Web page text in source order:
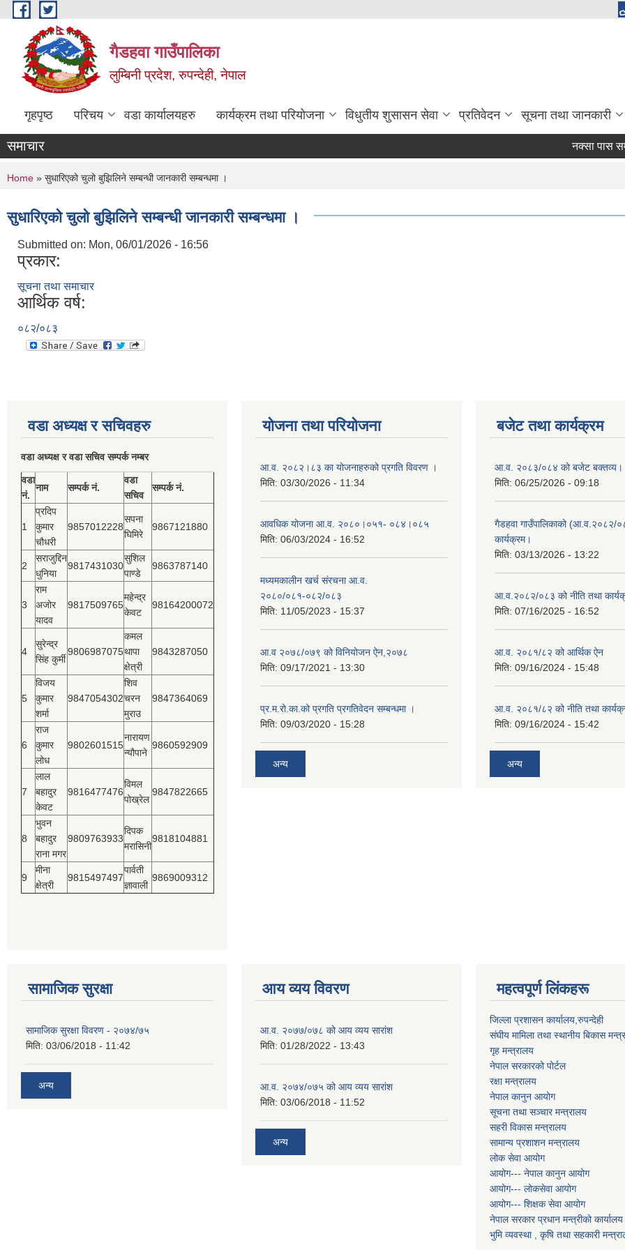
Skip to main content
गैडहवा गाउँपालिका
लुम्बिनी प्रदेश, रुपन्देही, नेपाल
गृहपृष्ठ परिचय वडा कार्यालयहरु कार्यक्रम तथा परियोजना विधुतीय शुसासन सेवा प्रतिवेदन सूचना तथा जानकारी
समाचार नक्सा पास
You are here
Home » सुधारिएको चुलो बुझिलिने सम्बन्धी जानकारी सम्बन्धमा ।
सुधारिएको चुलो बुझिलिने सम्बन्धी जानकारी सम्बन्धमा ।
Submitted on: Mon, 06/01/2026 - 16:56
प्रकार:
सूचना तथा समाचार
आर्थिक वर्ष:
०८२/०८३
वडा अध्यक्ष र सचिवहरु
वडा अध्यक्ष र वडा सचिव सम्पर्क नम्बर
वडा
नं.
नाम सम्पर्क नं.
वडा
सचिव
सम्पर्क नं.
1
प्रदिप
कुमार
चौधरी
9857012228
सपना
घिमिरे
9867121880
2
सराजुद्दिन
धुनिया
9817431030
सुशिल
पाण्डे
9863787140
3
राम
अजोर
यादव
9817509765
महेन्द्र
केवट
98164200072
4
सुरेन्द्र
सिंह कुर्मी
9806987075
कमल
थापा
क्षेत्री
9843287050
5
विजय
कुमार
शर्मा
9847054302
शिव
चरन
मुराउ
9847364069
6
राज
कुमार
लोध
9802601515
नारायण
न्यौपाने
9860592909
7
लाल
बहादुर
केवट
9816477476
विमल
पोख्रेल
9847822665
8
भुवन
बहादुर
राना मगर
9809763933
दिपक
मरासिनी
9818104881
9
मीना
क्षेत्री
9815497497
पार्वती
ज्ञावाली
9869009312
योजना तथा परियोजना
आ.व. २०८२।८३ का योजनाहरुको प्रगति विवरण ।
मिति: 03/30/2026 - 11:34
आवधिक योजना आ.व. २०८०।०५१- ०८४।०८५
मिति: 06/03/2024 - 16:52
मध्यमकालीन खर्च संरचना आ.व.
२०८०/०८१-०८२/०८३
मिति: 11/05/2023 - 15:37
आ.व २०७८/०७९ को विनियोजन ऐन,२०७८
मिति: 09/17/2021 - 13:30
प्र.म.रो.का.को प्रगति प्रगतिवेदन सम्बन्धमा ।
मिति: 09/03/2020 - 15:28
अन्य
बजेट तथा कार्यक्रम
आ.व. २०८३/०८४ को बजेट बक्तव्य।
मिति: 06/25/2026 - 09:18
गैडहवा गाउँपालिकाको (आ.व.२०८२/
कार्यक्रम।
मिति: 03/13/2026 - 13:22
आ.व.२०८२/०८३ को नीति तथा
मिति: 07/16/2025 - 16:52
आ.व. २०८१/८२ को आर्थिक ऐन
मिति: 09/16/2024 - 15:48
आ.व. २०८१/८२ को नीति तथा
मिति: 09/16/2024 - 15:42
अन्य
सामाजिक सुरक्षा
सामाजिक सुरक्षा विवरण - २०७४/७५
मिति: 03/06/2018 - 11:42
अन्य
आय व्यय विवरण
आ.व. २०७७/०७८ को आय व्यय सारांश
मिति: 01/28/2022 - 13:43
आ.व. २०७४/०७५ को आय व्यय सारांश
मिति: 03/06/2018 - 11:52
अन्य
महत्वपूर्ण लिंकहरू
जिल्ला प्रशासन कार्यालय,रुपन्देही
संघीय मामिला तथा स्थानीय बिकास
गृह मन्त्रालय
नेपाल सरकारको पोर्टल
रक्षा मन्त्रालय
नेपाल कानुन आयोग
सूचना तथा सञ्चार मन्त्रालय
सहरी विकास मन्त्रालय
सामान्य प्रशाशन मन्त्रालय
लोक सेवा आयोग
आयोग--- नेपाल कानुन आयोग
आयोग--- लोकसेवा आयोग
आयोग--- शिक्षक सेवा आयोग
नेपाल सरकार प्रधान मन्त्रीको कार्यालय
भुमि व्यवस्था , कृषि तथा सहकारी